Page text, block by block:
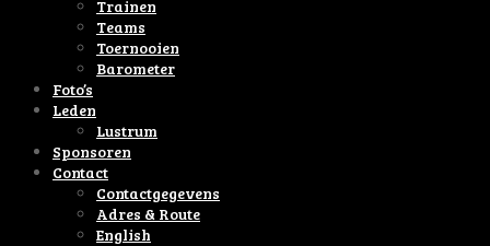
Trainen
Teams
Toernooien
Barometer
Foto’s
Leden
Lustrum
Sponsoren
Contact
Contactgegevens
Adres & Route
English